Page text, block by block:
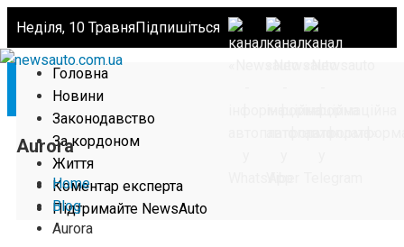
Неділя, 10 ТравняПідпишіться
Головна
Новини
Законодавство
За кордоном
Життя
Коментар експерта
Підтримайте NewsAuto
Aurora
Home
Blog
Aurora